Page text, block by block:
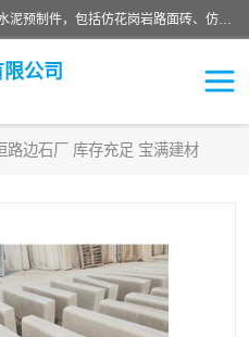
邯郸市宝满建材有限公司专业生产各种水泥预制件，包括仿花岗岩路面砖、仿花岗岩人行道砖、仿花岗岩路侧石、烧结砖、植草砖、码头砖连锁块、仿花岗岩路侧石、沙井盖、水泥盖板等各种水泥制品
公司
路边石厂 库存充足 宝满建材
混凝土路沿石
便道砖